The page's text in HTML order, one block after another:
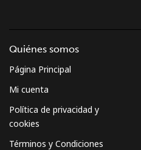
Quiénes somos
Página Principal
Mi cuenta
Política de privacidad y
cookies
Términos y Condiciones